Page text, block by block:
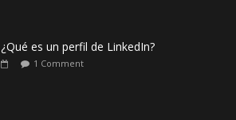
¿Qué es un perfil de LinkedIn?
1 Comment